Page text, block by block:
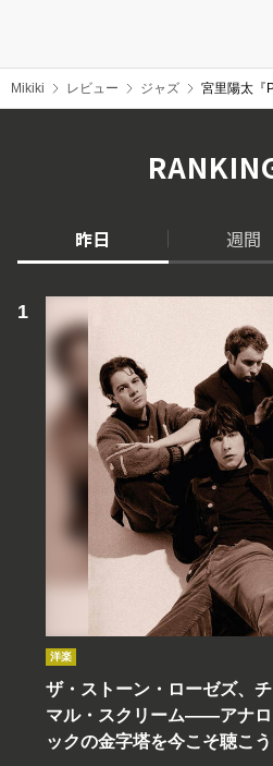
Mikiki レビュー ジャズ 宮里陽太『
昨日 週間
洋楽
ザ・ストーン・ローゼズ、
マル・スクリーム――アナロ
ックの金字塔を今こそ聴こ